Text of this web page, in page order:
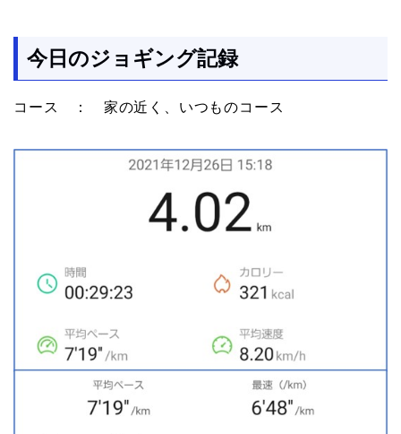
今日のジョギング記録
コース ： 家の近く、いつものコース